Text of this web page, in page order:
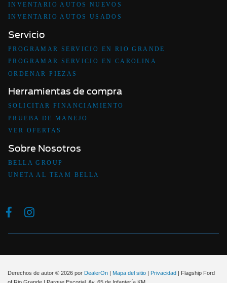
INVENTARIO AUTOS NUEVOS
INVENTARIO AUTOS USADOS
Servicio
PROGRAMAR SERVICIO EN RIO GRANDE
PROGRAMAR SERVICIO EN CAROLINA
ORDENAR PIEZAS
Herramientas de compra
SOLICITAR FINANCIAMIENTO
PRUEBA DE MANEJO
VER OFERTAS
Sobre Nosotros
BELLA GROUP
UNETA AL TEAM BELLA
Derechos de autor © 2026 por DealerOn Mapa del sitio Privacidad | Flagship Ford